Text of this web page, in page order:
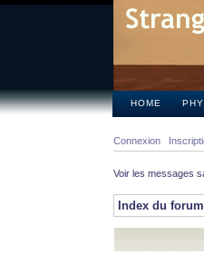
HOME
Connexion
Voir les messages
Index du forum